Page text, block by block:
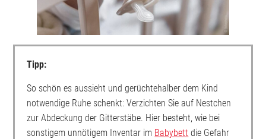
Tipp:
So schön es aussieht und gerüchtehalber dem Kind
notwendige Ruhe schenkt: Verzichten Sie auf Nestchen
zur Abdeckung der Gitterstäbe. Hier besteht, wie bei
sonstigem unnötigem Inventar im Babybett die Gefahr